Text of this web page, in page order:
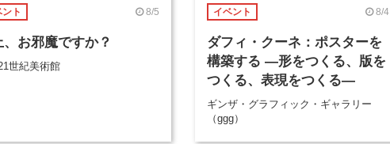
ント 8/5
、お邪魔ですか？
世紀美術館
イベント 8/4
ダフィ・クーネ：ポスターを
構築する ―形をつくる、版を
つくる、表現をつくる―
ギンザ・グラフィック・ギャラリー
（ggg）